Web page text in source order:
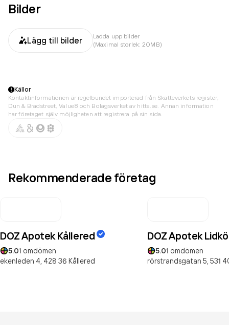
Bilder
Lägg till bilder
Ladda upp bilder
(Maximal storlek: 20MB)
Källor
Kontaktinformationen är regelbundet importerad från Skatteverkets register,
Dun & Bradstreet, Value8 och Bolagsverket av hitta.se. Annan information
har företaget själv möjligheten att registrera på sin sida.
Rekommenderade företag
DOZ Apotek Kållered
5.01 omdömen
ekenleden 4, 428 36 Kållered
DOZ Apotek
5.01 omdömen
rörstrandsgatan 5, 531